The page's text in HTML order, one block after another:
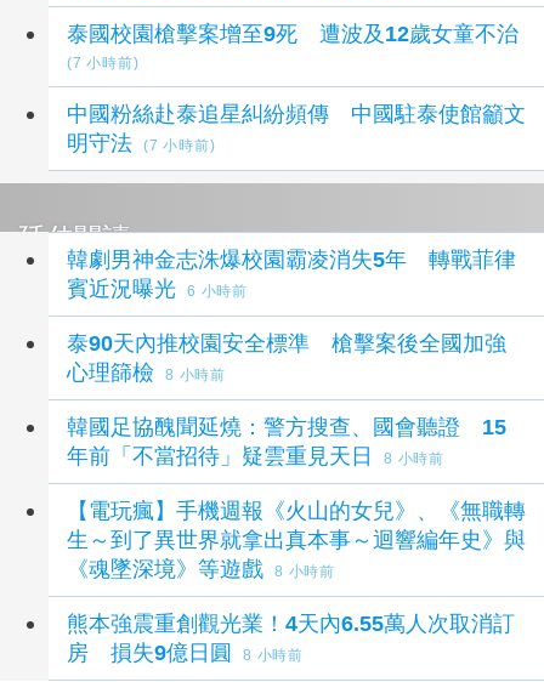
泰國校園槍擊案增至9死 遭波及12歲女童不治
(7 小時前)
中國粉絲赴泰追星糾紛頻傳 中國駐泰使館籲文
明守法
(7 小時前)
延伸閱讀
韓劇男神金志洙爆校園霸凌消失5年 轉戰菲律
賓近況曝光
6 小時前
泰90天內推校園安全標準 槍擊案後全國加強
心理篩檢
8 小時前
韓國足協醜聞延燒：警方搜查、國會聽證 15
年前「不當招待」疑雲重見天日
8 小時前
【電玩瘋】手機週報《火山的女兒》、《無職轉
生～到了異世界就拿出真本事～迴響編年史》與
《魂墜深境》等遊戲
8 小時前
熊本強震重創觀光業！4天內6.55萬人次取消訂
房 損失9億日圓
8 小時前